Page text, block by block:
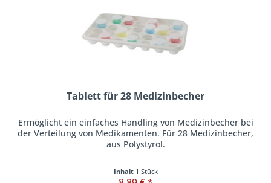
Tablett für 28 Medizinbecher
Ermöglicht ein einfaches Handling von Medizinbecher bei
der Verteilung von Medikamenten. Für 28 Medizinbecher,
aus Polystyrol.
Inhalt 1 Stück